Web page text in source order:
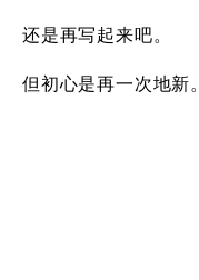
还是再写起来吧。
但初心是再一次地新。